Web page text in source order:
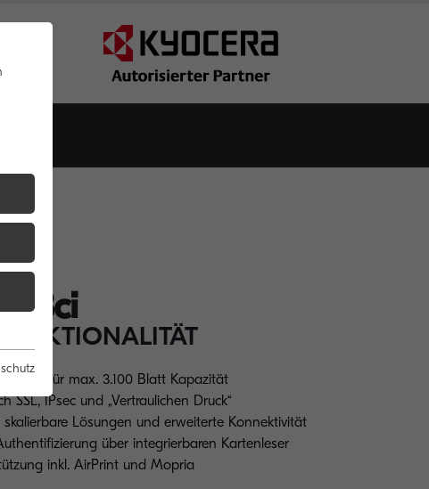
für max. 3.100 Blatt Kapazität
SSL, IPsec und „Vertraulichen Druck“
skalierbare Lösungen und erweiterte Konnektivität
über integrierbaren Kartenleser
inkl. AirPrint und Mopria